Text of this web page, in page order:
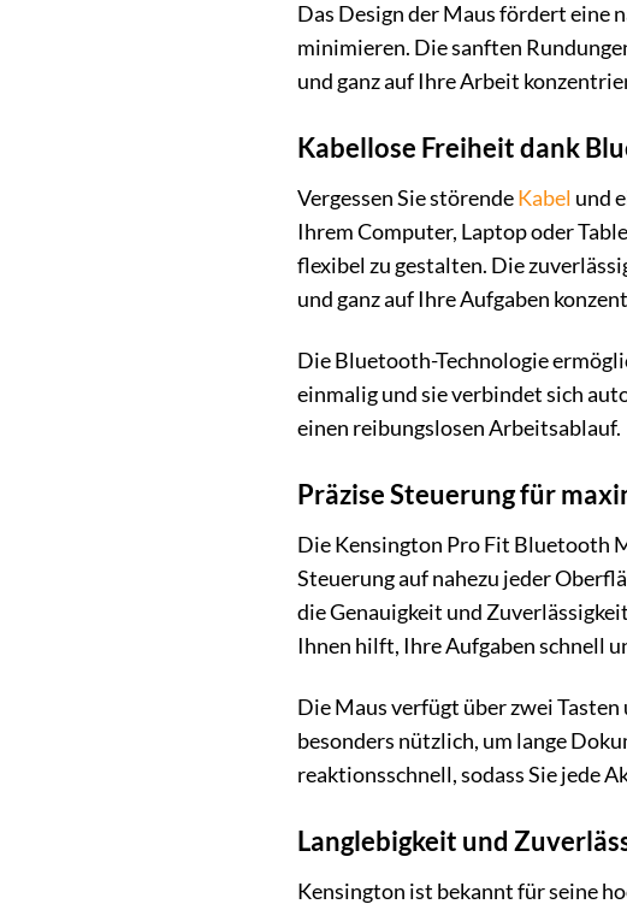
Das Design der Maus fördert eine
minimieren. Die sanften
und ganz auf Ihre Arbeit
Kabellose Freiheit dank
Vergessen Sie störendeKabel und
Ihrem Computer, Laptop oder
flexibel zu gestalten. Die
und ganz auf Ihre Aufgaben
Die Bluetooth-Technologie
einmalig und sie verbindet sich
einen reibungslosen Arbeitsablauf.
Präzise Steuerung für
Die Kensington Pro Fit Bluetooth
Steuerung auf nahezu jeder
die Genauigkeit und
Ihnen hilft, Ihre Aufgaben schnell
Die Maus verfügt über zwei
besonders nützlich, um lange
reaktionsschnell, sodass Sie jede
Langlebigkeit und
Kensington ist bekannt für seine